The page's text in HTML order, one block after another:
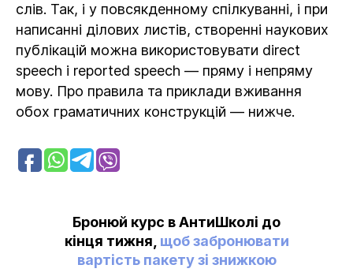
слів. Так, і у повсякденному спілкуванні, і при
написанні ділових листів, створенні наукових
публікацій можна використовувати direct
speech і reported speech — пряму і непряму
мову. Про правила та приклади вживання
обох граматичних конструкцій — нижче.
Бронюй курс в АнтиШколі до
кінця тижня, щоб забронювати
вартість пакету зі знижкою